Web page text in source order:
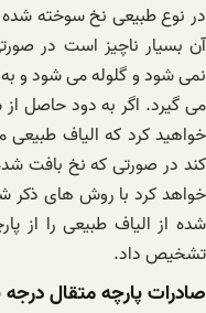
در نوع طبیعی نخ سوخته
آن بسیار ناچیز است در
نمی شود و گلوله می شود و
می گیرد. اگر به دود حاصل
خواهید کرد که الیاف طبیعی
کند در صورتی که نخ بافت
خواهد کرد با روش های ذکر
شده از الیاف طبیعی را از
تشخیص داد.
صادرات پارچه متقال